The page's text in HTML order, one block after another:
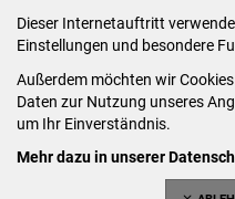
Dieser Internetauftritt
Einstellungen und besondere
Außerdem möchten wir
Daten zur Nutzung unseres
um Ihr Einverständnis.
Mehr dazu in unserer
Montag: 09:00-12:00 /
Dienstag: 09:00-12:00 /
Mittwoch: 09:00 - 12:00
Donnerstag: 09:00-